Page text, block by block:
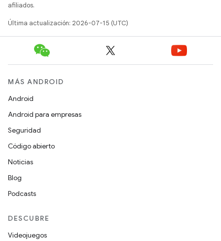
afiliados.
Última actualización: 2026-07-15 (UTC)
MÁS ANDROID
Android
Android para empresas
Seguridad
Código abierto
Noticias
Blog
Podcasts
DESCUBRE
Videojuegos